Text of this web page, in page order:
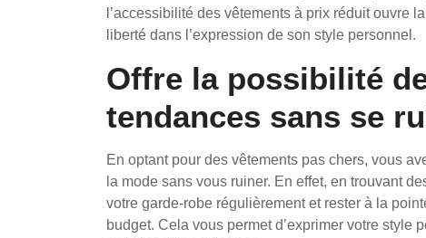
l’accessibilité des vêtements à prix réduit ouvre
liberté dans l’expression de son style personnel.
Offre la possibilité
tendances sans se
En optant pour des vêtements pas chers, vous
la mode sans vous ruiner. En effet, en trouvant
votre garde-robe régulièrement et rester à la
budget. Cela vous permet d’exprimer votre style